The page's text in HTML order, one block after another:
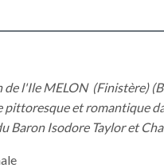
l'Ile MELON (Finistère)
pittoresque et romantique
Baron Isodore Taylor et